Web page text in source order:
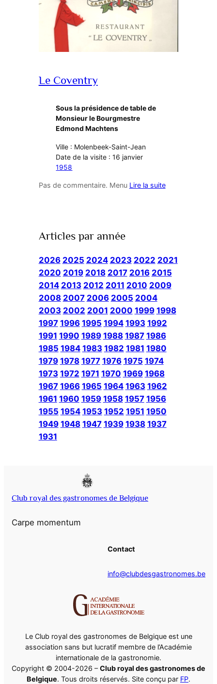
Le Coventry
Sous la présidence de table de
Monsieur le Bourgmestre
Edmond Machtens
Ville : Molenbeek-Saint-Jean
Date de la visite : 16 janvier
1958
Pas de commentaire. Menu Lire la suite
Articles par année
2026 2025 2024 2023 2022 2021
2020 2019 2018 2017 2016 2015
2014 2013 2012 2011 2010 2009
2008 2007 2006 2005 2004
2003 2002 2001 2000 1999 1998
1997 1996 1995 1994 1993 1992
1991 1990 1989 1988 1987 1986
1985 1984 1983 1982 1981 1980
1979 1978 1977 1976 1975 1974
1973 1972 1971 1970 1969 1968
1967 1966 1965 1964 1963 1962
1961 1960 1959 1958 1957 1956
1955 1954 1953 1952 1951 1950
1949 1948 1947 1939 1938 1937
1931
Club royal des gastronomes de Belgique
Carpe momentum
Contact
info@clubdesgastronomes.be
Le Club royal des gastronomes de Belgique est une
association sans but lucratif membre de l’Académie
internationale de la gastronomie.
Copyright © 2004-2026 –Club royal des gastronomes de
Belgique. Tous droits réservés. Site conçu par FP.